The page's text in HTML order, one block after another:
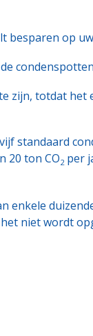
besparen op
zijn, totdat het
standaard
20 ton CO2per
enkele
niet wordt